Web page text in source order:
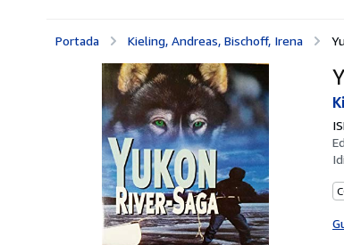
Portada Kieling, Andreas, Bischoff, Irena